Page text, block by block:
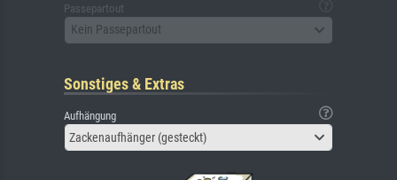
Passepartout
Kein Passepartout
Sonstiges & Extras
Aufhängung
Zackenaufhänger (gesteckt)